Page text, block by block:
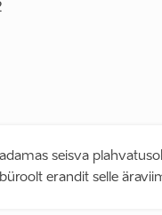
seisva
erandit selle